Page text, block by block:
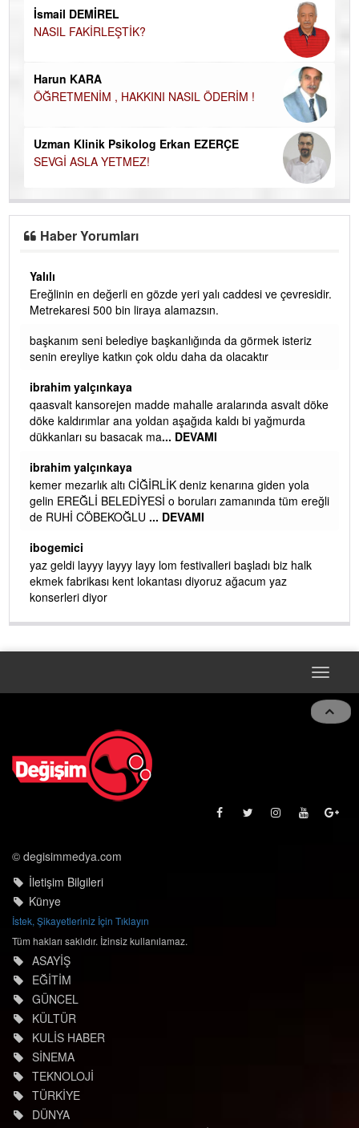
İsmail DEMİREL
NASIL FAKİRLEŞTİK?
Harun KARA
ÖĞRETMENİM , HAKKINI NASIL ÖDERİM !
Uzman Klinik Psikolog Erkan EZERÇE
SEVGİ ASLA YETMEZ!
Haber Yorumları
Yalılı
Ereğlinin en değerli en gözde yeri yalı caddesi ve çevresidir.
Metrekaresi 500 bin liraya alamazsın.
başkanım seni belediye başkanlığında da görmek isteriz
senin ereyliye katkın çok oldu daha da olacaktır
ibrahim yalçınkaya
qaasvalt kansorejen madde mahalle aralarında asvalt döke
döke kaldırımlar ana yoldan aşağıda kaldı bi yağmurda
dükkanları su basacak ma... DEVAMI
ibrahim yalçınkaya
kemer mezarlık altı CİĞİRLİK deniz kenarına giden yola
gelin EREĞLİ BELEDİYESİ o boruları zamanında tüm ereğli
de RUHİ CÖBEKOĞLU ... DEVAMI
ibogemici
yaz geldi layyy layyy layy lom festivalleri başladı biz halk
ekmek fabrikası kent lokantası diyoruz ağacum yaz
konserleri diyor
Toggle
© degisimmedya.com
İletişim Bilgileri
Künye
İstek, Şikayetleriniz İçin Tıklayın
Tüm hakları saklıdır. İzinsiz kullanılamaz.
ASAYİŞ
EĞİTİM
GÜNCEL
KÜLTÜR
KULİS HABER
SİNEMA
TEKNOLOJİ
TÜRKİYE
DÜNYA